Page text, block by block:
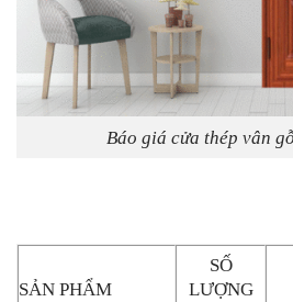
Báo giá cửa thép vân
SẢN PHẨM
SỐ
LƯỢNG